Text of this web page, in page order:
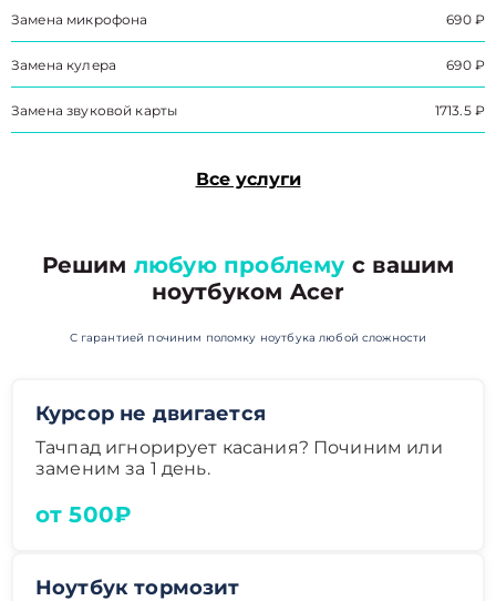
Замена микрофона 690 ₽
Замена кулера 690 ₽
Замена звуковой карты 1713.5 ₽
Все услуги
Решим любую проблему с вашим
ноутбуком Acer
С гарантией починим поломку ноутбука любой сложности
Курсор не двигается
Тачпад игнорирует касания? Починим или
заменим за 1 день.
от 500₽
Ноутбук тормозит